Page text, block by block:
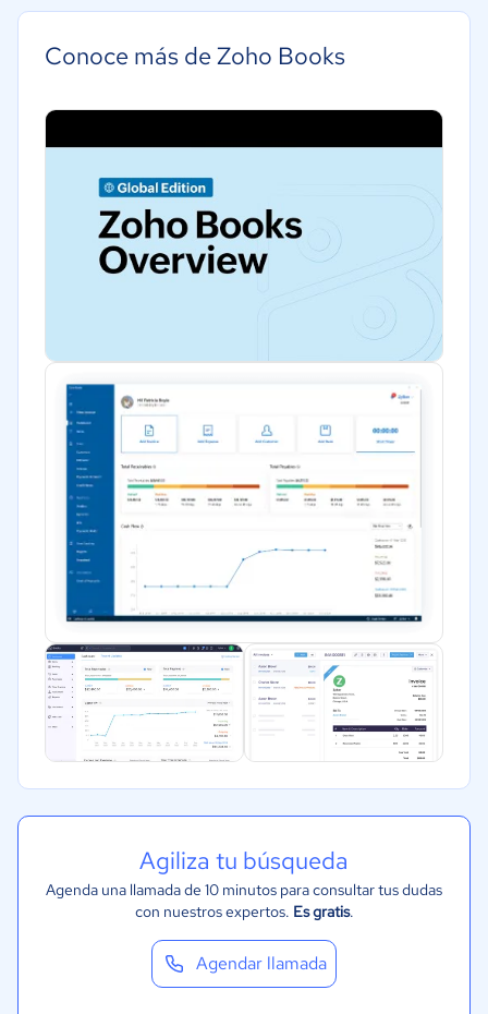
Legales
Bienes raíces
Minorista
Software / TI
Telecomunicaciones
Manufactura
Marketing y Comunicación
Automotriz
Comercio Electrónico
Ventas y servicios
Tecnología
Metales y Minería
Gastronomía
Aeroespacial y defensa
Turismo
Conoce más de Zoho Books
Agiliza tu búsqueda
Agenda una llamada de 10 minutos para consultar tus dudas
con nuestros expertos. Es gratis.
Agendar llamada